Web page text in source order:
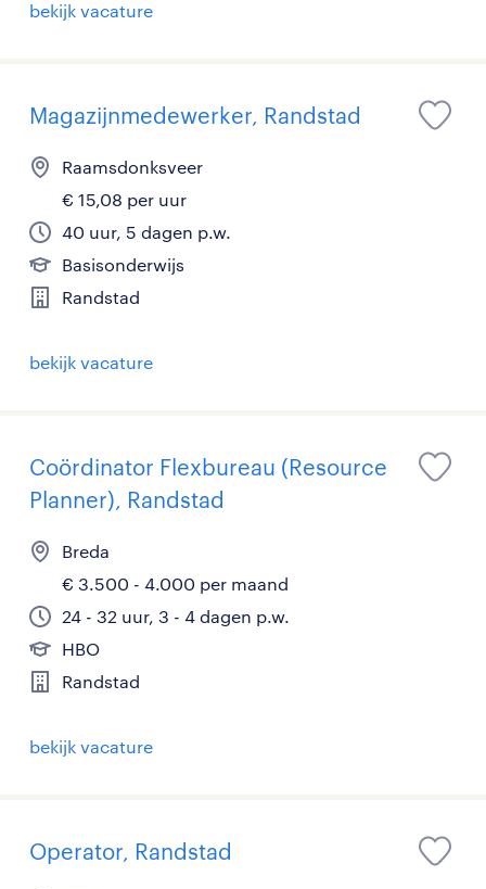
bekijk vacature
Magazijnmedewerker, Randstad
Raamsdonksveer
€ 15,08 per uur
40 uur, 5 dagen p.w.
Basisonderwijs
Randstad
bekijk vacature
Coördinator Flexbureau (Resource
Planner), Randstad
Breda
€ 3.500 - 4.000 per maand
24 - 32 uur, 3 - 4 dagen p.w.
HBO
Randstad
bekijk vacature
Operator, Randstad